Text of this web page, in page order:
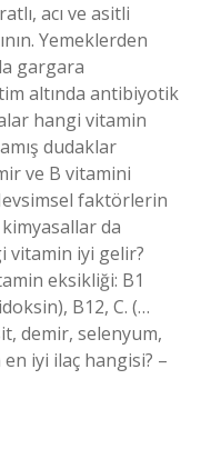
acı ve asitli
Yemeklerden
gargara
altında antibiyotik
hangi vitamin
dudaklar
ve B vitamini
faktörlerin
da
vitamin iyi gelir?
eksikliği: B1
B12, C. (…
demir, selenyum,
iyi ilaç hangisi? –